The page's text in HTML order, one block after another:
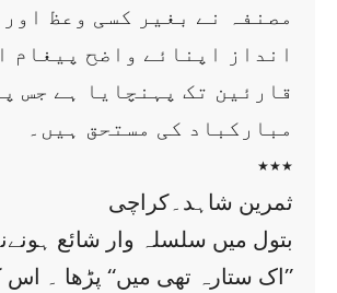
مصنفہ نے بغیر کسی وعظ
انداز اپنائے واضح پیغام
قارئین تک پہنچایا ہے جس
مبارکباد کی مستحق ہیں۔
٭٭٭
ثمرین شاہد۔کراچی
بتول میں سلسلہ وار شائع
’’اک ستارہ تھی میں‘‘ پڑھا ۔